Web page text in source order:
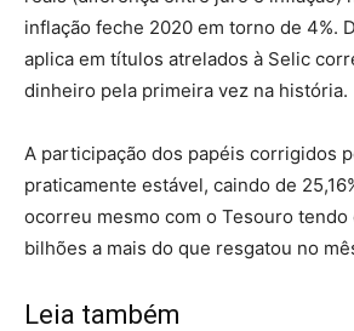
inflação feche 2020 em torno de 4%.
aplica em títulos atrelados à Selic
dinheiro pela primeira vez na história.
A participação dos papéis corrigidos
praticamente estável, caindo de
ocorreu mesmo com o Tesouro tendo
bilhões a mais do que resgatou no
Leia também